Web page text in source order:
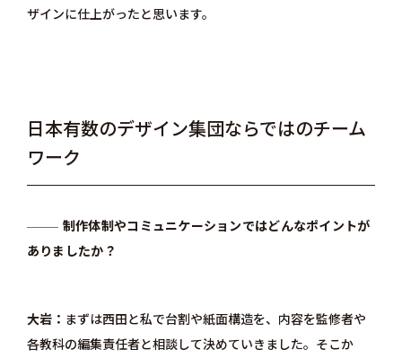
ザインに仕上がったと思います。
日本有数のデザイン集団ならではのチーム
ワーク
制作体制やコミュニケーションではどんなポイントが
ありましたか？
大岩
まずは西田と私で台割や紙面構造を、内容を監修者や
各教科の編集責任者と相談して決めていきました。そこか